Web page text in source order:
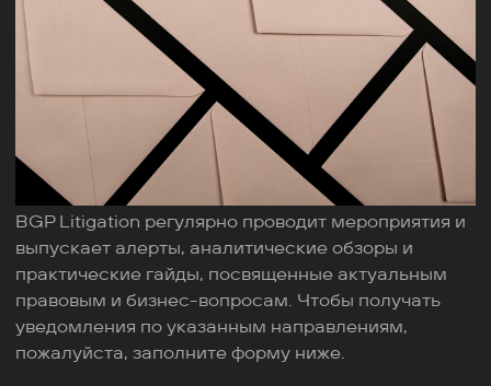
BGP Litigation регулярно проводит мероприятия и
выпускает алерты, аналитические обзоры и
практические гайды, посвященные актуальным
правовым и бизнес-вопросам. Чтобы получать
уведомления по указанным направлениям,
пожалуйста, заполните форму ниже.